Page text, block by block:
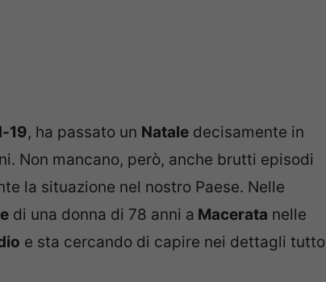
19, ha passato un Natale decisamente in
Non mancano, però, anche brutti episodi
la situazione nel nostro Paese. Nelle
di una donna di 78 anni a Macerata nelle
e sta cercando di capire nei dettagli tutto